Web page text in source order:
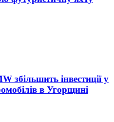
збільшить інвестиції у
в Угорщині